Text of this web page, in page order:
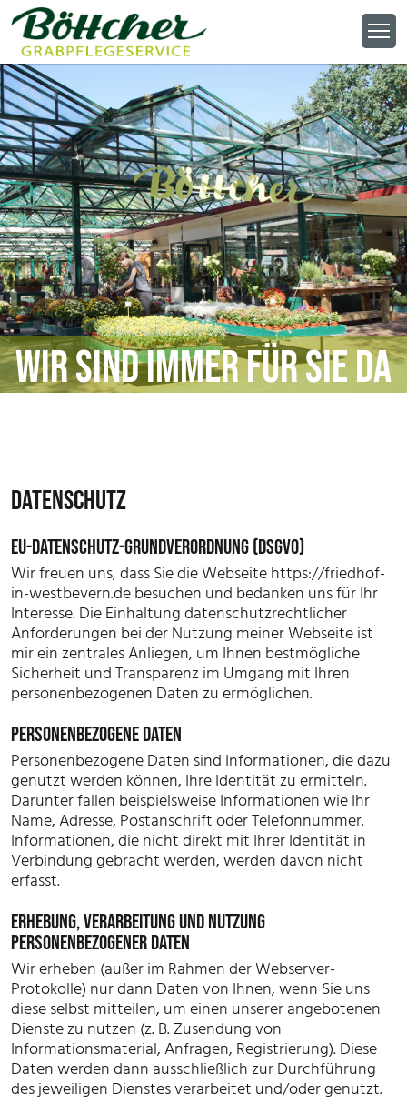
Wir sind immer für Sie da
DATENSCHUTZ
EU-DATENSCHUTZ-GRUNDVERORDNUNG (DSGVO)
Wir freuen uns, dass Sie die Webseite https://friedhof-
in-westbevern.de besuchen und bedanken uns für Ihr
Interesse. Die Einhaltung datenschutzrechtlicher
Anforderungen bei der Nutzung meiner Webseite ist
mir ein zentrales Anliegen, um Ihnen bestmögliche
Sicherheit und Transparenz im Umgang mit Ihren
personenbezogenen Daten zu ermöglichen.
PERSONENBEZOGENE DATEN
Personenbezogene Daten sind Informationen, die dazu
genutzt werden können, Ihre Identität zu ermitteln.
Darunter fallen beispielsweise Informationen wie Ihr
Name, Adresse, Postanschrift oder Telefonnummer.
Informationen, die nicht direkt mit Ihrer Identität in
Verbindung gebracht werden, werden davon nicht
erfasst.
ERHEBUNG, VERARBEITUNG UND NUTZUNG
PERSONENBEZOGENER DATEN
Wir erheben (außer im Rahmen der Webserver-
Protokolle) nur dann Daten von Ihnen, wenn Sie uns
diese selbst mitteilen, um einen unserer angebotenen
Dienste zu nutzen (z. B. Zusendung von
Informationsmaterial, Anfragen, Registrierung). Diese
Daten werden dann ausschließlich zur Durchführung
des jeweiligen Dienstes verarbeitet und/oder genutzt.